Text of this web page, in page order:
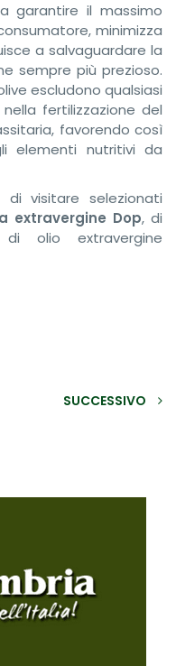
garantire il massimo
minimizza
a salvaguardare la
sempre più prezioso.
escludono qualsiasi
fertilizzazione del
favorendo così
elementi nutritivi da
visitare selezionati
extravergine Dop, di
di olio extravergine
SUCCESSIVO